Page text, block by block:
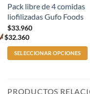
Pack libre de 4 comidas
liofilizadas Gufo Foods
$33.960
Premium
price
$32.360
SELECCIONAR OPCIONES
PRODUCTOS